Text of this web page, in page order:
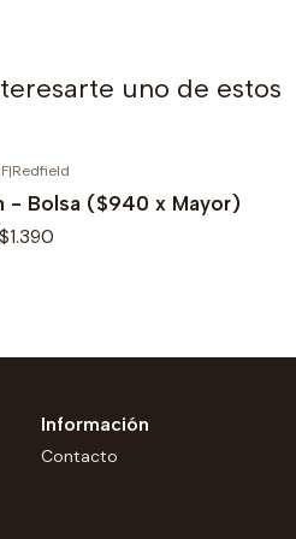
uno de estos
|Redfield
- Bolsa ($940 x Mayor)
$1.390
Información
Contacto